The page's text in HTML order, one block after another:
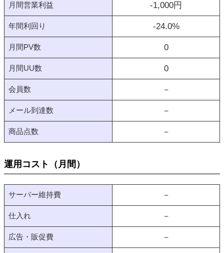
月間営業利益 -1,000円
年間利回り -24.0%
月間PV数 0
月間UU数 0
会員数 －
メール到達数 －
商品点数 －
運用コスト（月間）
サーバー維持費 －
仕入れ －
広告・販促費 －